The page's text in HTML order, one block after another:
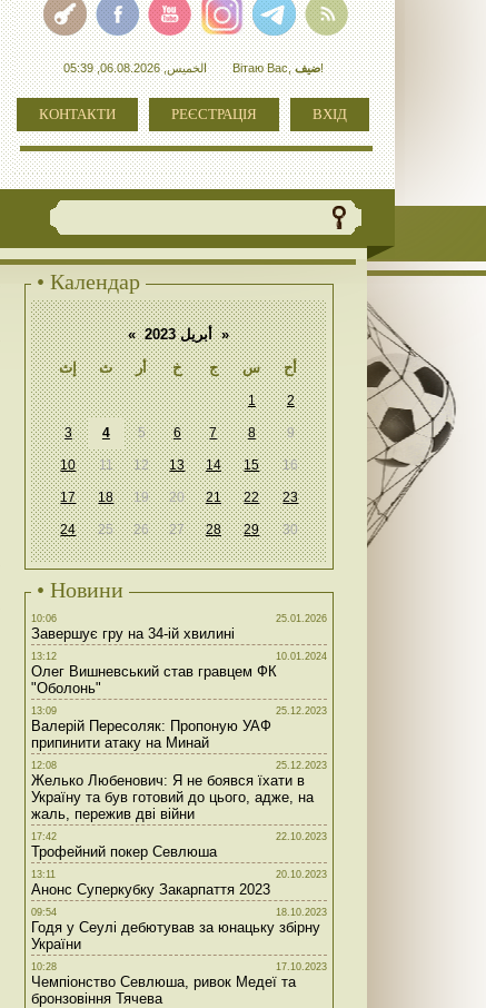
الخميس, 06.08.2026, 05:39 Вітаю Вас,ضيف!
КОНТАКТИ РЕЄСТРАЦІЯ ВХІД
• Календар
« أبريل 2023 »
إث
ث أر خ ج س أح
1 2
3 4 5 6 7 8 9
10 11 12 13 14 15 16
17 18 19 20 21 22 23
24 25 26 27 28 29 30
• Новини
10:06 25.01.2026
Завершує гру на 34-ій хвилині
13:12 10.01.2024
Олег Вишневський став гравцем ФК
"Оболонь"
13:09 25.12.2023
Валерій Пересоляк: Пропоную УАФ
припинити атаку на Минай
12:08 25.12.2023
Желько Любенович: Я не боявся їхати в
Україну та був готовий до цього, адже, на
жаль, пережив дві війни
17:42 22.10.2023
Трофейний покер Севлюша
13:11 20.10.2023
Анонс Суперкубку Закарпаття 2023
09:54 18.10.2023
Годя у Сеулі дебютував за юнацьку збірну
України
10:28 17.10.2023
Чемпіонство Севлюша, ривок Медеї та
бронзовіння Тячева